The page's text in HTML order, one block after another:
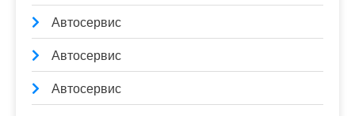
Автосервис
Автосервис
Автосервис